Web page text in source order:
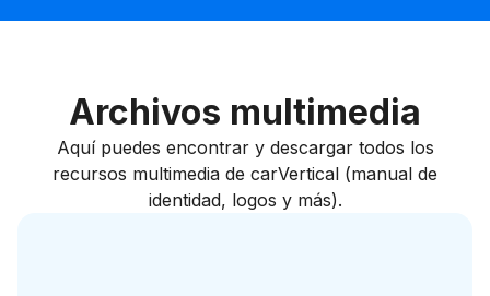
Archivos multimedia
Aquí puedes encontrar y descargar todos los
recursos multimedia de carVertical (manual de
identidad, logos y más).